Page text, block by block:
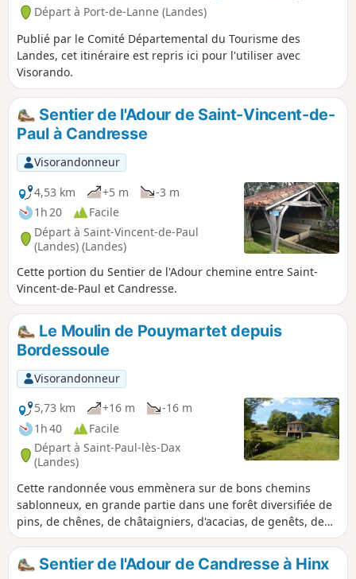
Départ à Port-de-Lanne (Landes)
Publié par le Comité Départemental du Tourisme des
Landes, cet itinéraire est repris ici pour l'utiliser avec
Visorando.
Sentier de l'Adour de Saint-Vincent-de-
Paul à Candresse
Visorandonneur
4,53 km
+5 m
-3 m
1h 20
Facile
Départ à Saint-Vincent-de-Paul
(Landes) (Landes)
Cette portion du Sentier de l'Adour chemine entre Saint-
Vincent-de-Paul et Candresse.
Le Moulin de Pouymartet depuis
Bordessoule
Visorandonneur
5,73 km
+16 m
-16 m
1h 40
Facile
Départ à Saint-Paul-lès-Dax
(Landes)
Cette randonnée vous emmènera sur de bons chemins
sablonneux, en grande partie dans une forêt diversifiée de
pins, de chênes, de châtaigniers, d'acacias, de genêts, de
fougères etc... Vous pourrez admirer depuis le Chemin de
Bouhette, le magnifique Moulin de Pouymartet et traverser
le Ruisseau de Cabanes sur un étroit pont de 30 cm (facile).
Sentier de l'Adour de Candresse à Hinx